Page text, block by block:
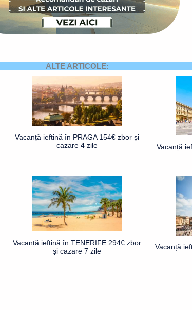
ALTE ARTICOLE:
Vacanță ieftină în PRAGA 154€ zbor și
cazare 4 zile
Vacanță
Vacanță ieftină în TENERIFE 294€ zbor
și cazare 7 zile
Vacanță